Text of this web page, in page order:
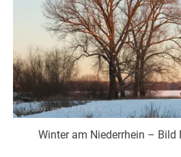
Winter am Niederrhein – Bild